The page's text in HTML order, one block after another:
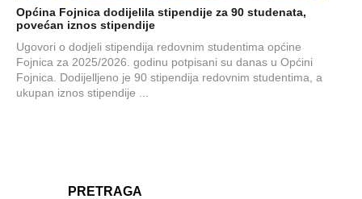
Općina Fojnica dodijelila stipendije za 90 studenata,
povećan iznos stipendije
Ugovori o dodjeli stipendija redovnim studentima općine
Fojnica za 2025/2026. godinu potpisani su danas u Općini
Fojnica. Dodijelljeno je 90 stipendija redovnim studentima, a
ukupan iznos stipendije ...
PRETRAGA